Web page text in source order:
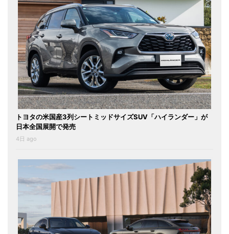
トヨタの米国産3列シートミッドサイズSUV「ハイランダー」が
日本全国展開で発売
4日 ago